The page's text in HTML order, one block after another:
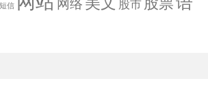
短信 网络 股市